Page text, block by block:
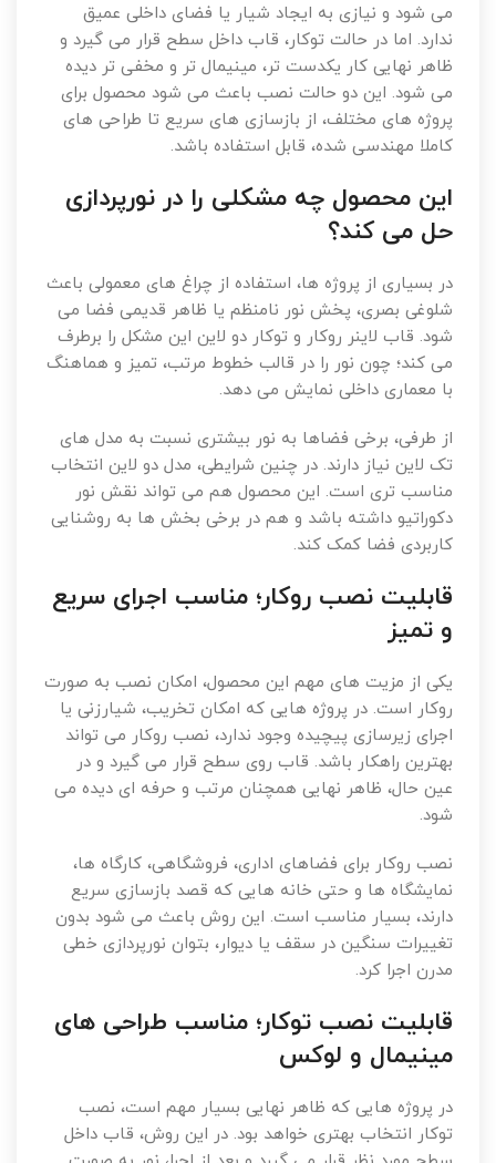
می شود و نیازی به ایجاد شیار یا فضای داخلی عمیق
ندارد. اما در حالت توکار، قاب داخل سطح قرار می گیرد و
ظاهر نهایی کار یکدست تر، مینیمال تر و مخفی تر دیده
می شود. این دو حالت نصب باعث می شود محصول برای
پروژه های مختلف، از بازسازی های سریع تا طراحی های
کاملا مهندسی شده، قابل استفاده باشد.
این محصول چه مشکلی را در نورپردازی
حل می کند؟
در بسیاری از پروژه ها، استفاده از چراغ های معمولی باعث
شلوغی بصری، پخش نور نامنظم یا ظاهر قدیمی فضا می
شود. قاب لاینر روکار و توکار دو لاین این مشکل را برطرف
می کند؛ چون نور را در قالب خطوط مرتب، تمیز و هماهنگ
با معماری داخلی نمایش می دهد.
از طرفی، برخی فضاها به نور بیشتری نسبت به مدل های
تک لاین نیاز دارند. در چنین شرایطی، مدل دو لاین انتخاب
مناسب تری است. این محصول هم می تواند نقش نور
دکوراتیو داشته باشد و هم در برخی بخش ها به روشنایی
کاربردی فضا کمک کند.
قابلیت نصب روکار؛ مناسب اجرای سریع
و تمیز
یکی از مزیت های مهم این محصول، امکان نصب به صورت
روکار است. در پروژه هایی که امکان تخریب، شیارزنی یا
اجرای زیرسازی پیچیده وجود ندارد، نصب روکار می تواند
بهترین راهکار باشد. قاب روی سطح قرار می گیرد و در
عین حال، ظاهر نهایی همچنان مرتب و حرفه ای دیده می
شود.
نصب روکار برای فضاهای اداری، فروشگاهی، کارگاه ها،
نمایشگاه ها و حتی خانه هایی که قصد بازسازی سریع
دارند، بسیار مناسب است. این روش باعث می شود بدون
تغییرات سنگین در سقف یا دیوار، بتوان نورپردازی خطی
مدرن اجرا کرد.
قابلیت نصب توکار؛ مناسب طراحی های
مینیمال و لوکس
در پروژه هایی که ظاهر نهایی بسیار مهم است، نصب
توکار انتخاب بهتری خواهد بود. در این روش، قاب داخل